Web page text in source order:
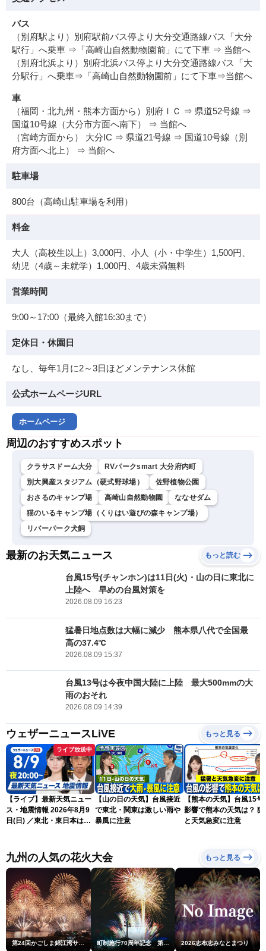
バス
（別府駅より）別府駅前バス停より大分交通路線バス「大分
駅行」へ乗車 ⇒「高崎山自然動物園前」にて下車 ⇒ 当館へ
（別府北浜より）別府北浜バス停より大分交通路線バス「大
分駅行」へ乗車⇒「高崎山自然動物園前」にて下車⇒当館へ
車
（福岡・北九州・熊本方面から）別府ＩＣ ⇒ 県道52号線 ⇒
国道10号線（大分市方面へ南下） ⇒ 当館へ
（宮崎方面から） 大分IC ⇒ 県道21号線 ⇒ 国道10号線（別
府方面へ北上） ⇒ 当館へ
駐車場
800台（高崎山駐車場を利用）
料金
大人（高校生以上）3,000円、小人（小・中学生）1,500円、
幼児（4歳～未就学）1,000円、4歳未満無料
営業時間
9:00～17:00（最終入館16:30まで）
定休日・休園日
なし、毎年1月に2～3日ほどメンテナンス休館
公式ホームページURL
ホームページ
周辺のおすすめスポット
クラサスドーム大分
RVパークsmart 大分府内町
別大興産スタジアム（硬式野球場）
佐野植物公園
おさるのキャンプ場
高崎山自然動物園
ななせダム
猫のいるキャンプ場（くりはい遊びの森キャンプ場）
リバーパーク犬飼
最新のお天気ニュース もっと読む
台風15号(チャンホン)は11日(火)・山の日に東北に
上陸へ 早めの台風対策を
2026.08.09 16:23
猛暑日地点数は大幅に減少 熊本県八代で全国最
高の37.4℃
2026.08.09 15:37
台風13号は今夜中国大陸に上陸 最大500mmの大
雨のおそれ
2026.08.09 14:39
ウェザーニュースLiVE もっと見る
ライブ放送中
【ライブ】最新天気ニュー
ス・地震情報 2026年8月9
日(日) ／東北・東日本は急
衣／芳野達郎〉
【山の日の天気】台風接近
で東北・関東は激しい雨や
暴風に注意
【熊本の天気】台風15号
影響で熊本の天気は？ 猛
と天気急変に注意
九州の人気の花火大会 もっと見る
第24回かごしま錦江湾サマーナイト大花火大会 町制施行70周年記念 第48回南種子町ロケット祭 2026志布志みなとまつり